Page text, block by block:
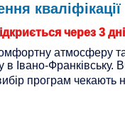
масажу
Курси
кваліфікації
через 3
атмосферу
Івано-Франківську.
програм